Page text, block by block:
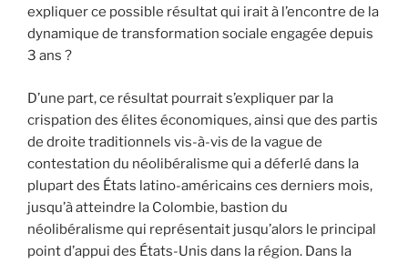
expliquer ce possible résultat qui irait à l’encontre de la
dynamique de transformation sociale engagée depuis
3 ans ?
D’une part, ce résultat pourrait s’expliquer par la
crispation des élites économiques, ainsi que des partis
de droite traditionnels vis-à-vis de la vague de
contestation du néolibéralisme qui a déferlé dans la
plupart des États latino-américains ces derniers mois,
jusqu’à atteindre la Colombie, bastion du
néolibéralisme qui représentait jusqu’alors le principal
point d’appui des États-Unis dans la région. Dans la